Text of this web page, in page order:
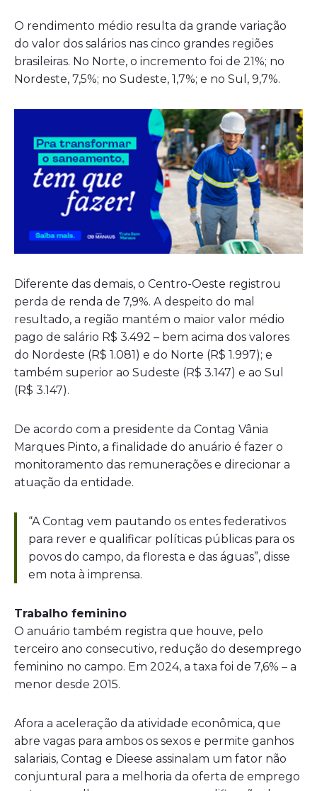
O rendimento médio resulta da grande variação
do valor dos salários nas cinco grandes regiões
brasileiras. No Norte, o incremento foi de 21%; no
Nordeste, 7,5%; no Sudeste, 1,7%; e no Sul, 9,7%.
Diferente das demais, o Centro-Oeste registrou
perda de renda de 7,9%. A despeito do mal
resultado, a região mantém o maior valor médio
pago de salário R$ 3.492 – bem acima dos valores
do Nordeste (R$ 1.081) e do Norte (R$ 1.997); e
também superior ao Sudeste (R$ 3.147) e ao Sul
(R$ 3.147).
De acordo com a presidente da Contag Vânia
Marques Pinto, a finalidade do anuário é fazer o
monitoramento das remunerações e direcionar a
atuação da entidade.
“A Contag vem pautando os entes federativos
para rever e qualificar políticas públicas para os
povos do campo, da floresta e das águas”, disse
em nota à imprensa.
Trabalho feminino
O anuário também registra que houve, pelo
terceiro ano consecutivo, redução do desemprego
feminino no campo. Em 2024, a taxa foi de 7,6% – a
menor desde 2015.
Afora a aceleração da atividade econômica, que
abre vagas para ambos os sexos e permite ganhos
salariais, Contag e Dieese assinalam um fator não
conjuntural para a melhoria da oferta de emprego